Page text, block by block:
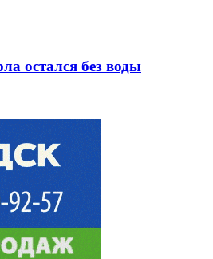
остался без воды